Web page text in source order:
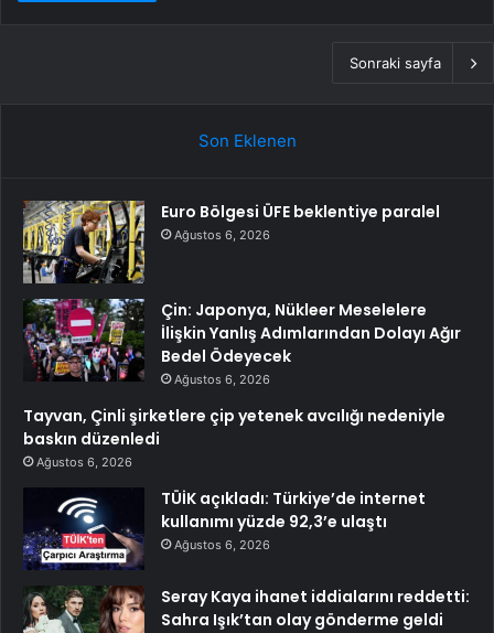
Sonraki sayfa
Son Eklenen
Euro Bölgesi ÜFE beklentiye paralel
Ağustos 6, 2026
Çin: Japonya, Nükleer Meselelere
İlişkin Yanlış Adımlarından Dolayı Ağır
Bedel Ödeyecek
Ağustos 6, 2026
Tayvan, Çinli şirketlere çip yetenek avcılığı nedeniyle
baskın düzenledi
Ağustos 6, 2026
TÜİK açıkladı: Türkiye’de internet
kullanımı yüzde 92,3’e ulaştı
Ağustos 6, 2026
Seray Kaya ihanet iddialarını reddetti:
Sahra Işık’tan olay gönderme geldi